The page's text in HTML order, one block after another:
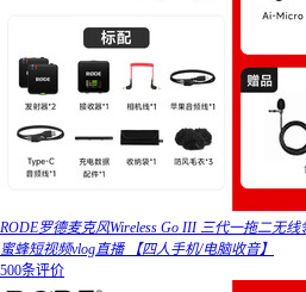
RODE罗德麦克风Wireless Go III 三代一拖二无
蜜蜂短视频vlog直播 【四人手机/电脑收音】
500条评价